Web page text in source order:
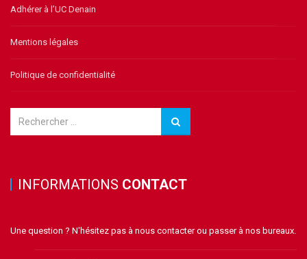
Adhérer à l’UC Denain
Mentions légales
Politique de confidentialité
INFORMATIONS CONTACT
Une question ? N'hésitez pas à nous contacter ou passer à nos bureaux.